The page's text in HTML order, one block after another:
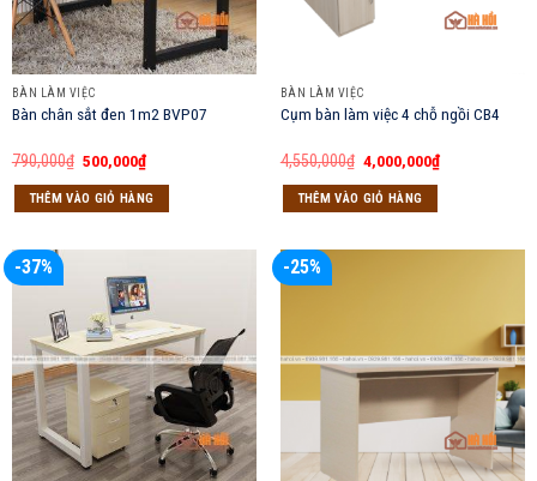
BÀN LÀM VIỆC
Bàn chân sắt đen 1m2 BVP07
790,000₫ Giá
là:
790,000₫.
500,000₫Giá
hiện
tại
là:
THÊM VÀO GIỎ HÀNG
BÀN LÀM VIỆC
Cụm bàn làm việc 4 chỗ ngồi CB4
4,550,000₫ Giá
gốc
là:
4,550,000₫.
4,000,000₫Giá
hiện
THÊM VÀO GIỎ HÀNG
-37% -25%